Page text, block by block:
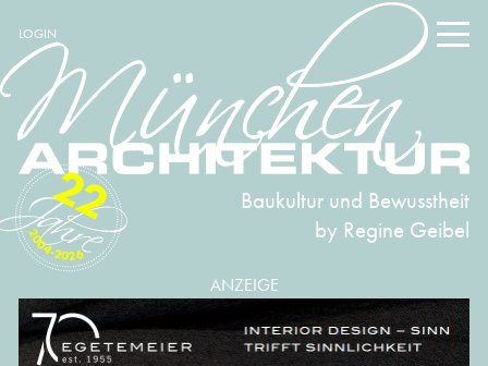
LOGIN
Baukultur und Bewusstheit
by Regine Geibel
2004-2026
22
ANZEIGE